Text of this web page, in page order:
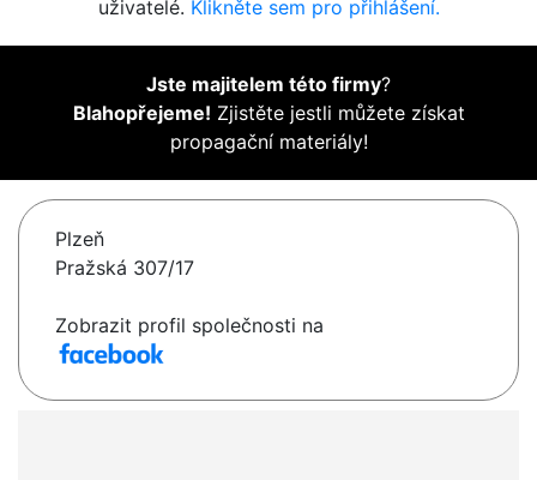
uživatelé. Klikněte sem pro přihlášení.
Jste majitelem této firmy?
Blahopřejeme! Zjistěte jestli můžete získat
propagační materiály!
Plzeň
Pražská 307/17
Zobrazit profil společnosti na